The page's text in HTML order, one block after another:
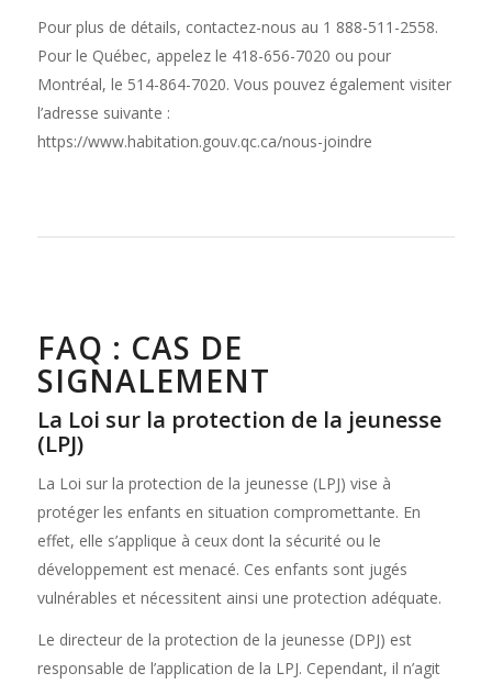
Pour plus de détails, contactez-nous au 1 888-511-2558.
Pour le Québec, appelez le 418-656-7020 ou pour
Montréal, le 514-864-7020. Vous pouvez également visiter
l’adresse suivante :
https://www.habitation.gouv.qc.ca/nous-joindre
FAQ : CAS DE
SIGNALEMENT
La Loi sur la protection de la jeunesse
(LPJ)
La Loi sur la protection de la jeunesse (LPJ) vise à
protéger les enfants en situation compromettante. En
effet, elle s’applique à ceux dont la sécurité ou le
développement est menacé. Ces enfants sont jugés
vulnérables et nécessitent ainsi une protection adéquate.
Le directeur de la protection de la jeunesse (DPJ) est
responsable de l’application de la LPJ. Cependant, il n’agit